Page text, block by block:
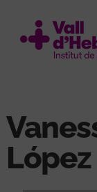
contenido
López